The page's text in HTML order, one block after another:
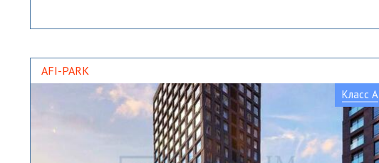
AFI-PARK
Класс A